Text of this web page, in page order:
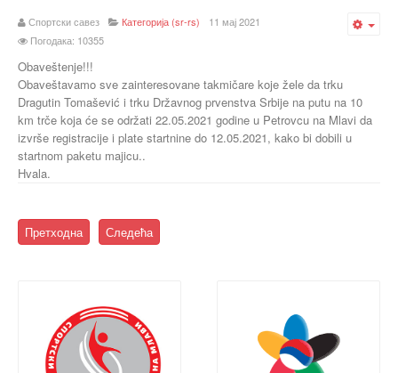
Спортски савез Категорија (sr-rs)
11 мај 2021
Погодака: 10355
Obaveštenje!!!
Obaveštavamo sve zainteresovane takmičare koje žele da trku
Dragutin Tomašević i trku Državnog prvenstva Srbije na putu na 10
km trče koja će se održati 22.05.2021 godine u Petrovcu na Mlavi da
izvrše registracije i plate startnine do 12.05.2021, kako bi dobili u
startnom paketu majicu..
Hvala.
Претходна Следећа